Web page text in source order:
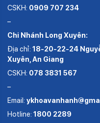
CSKH: 0909 707 234
–
Chi Nhánh Long Xuyên:
Địa chỉ: 18-20-22-24
Xuyên, An Giang
CSKH: 078 3831 567
–
Email:
Hotline: 1800 2289